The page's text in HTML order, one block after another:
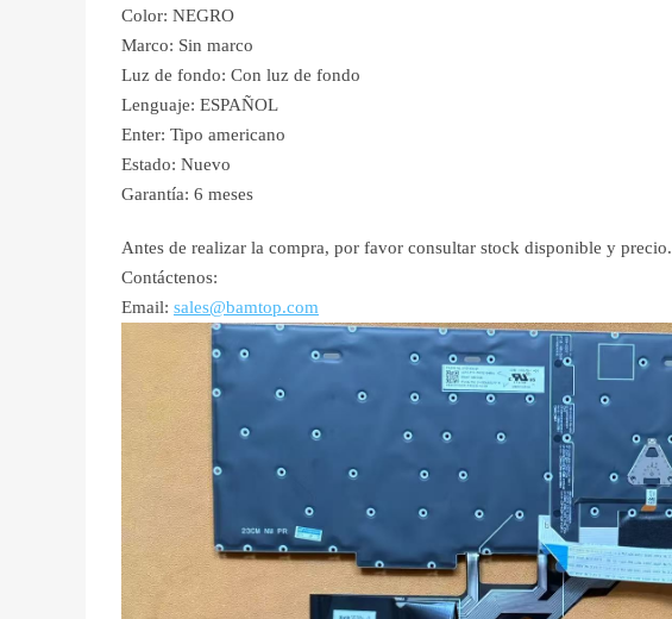
Color: NEGRO
Marco: Sin marco
Luz de fondo: Con luz de fondo
Lenguaje: ESPAÑOL
Enter: Tipo americano
Estado: Nuevo
Garantía: 6 meses
Antes de realizar la compra, por favor consultar stock disponible y precio.
Contáctenos:
Email: sales@bamtop.com